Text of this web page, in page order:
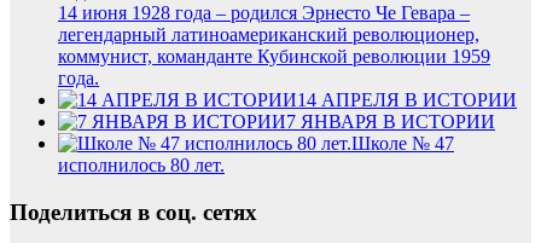
14 июня 1928 года – родился Эрнесто Че Гевара –
легендарный латиноамериканский революционер,
коммунист, команданте Кубинской революции 1959
года.
14 АПРЕЛЯ В ИСТОРИИ
7 ЯНВАРЯ В ИСТОРИИ
Школе № 47
исполнилось 80 лет.
Поделиться в соц. сетях